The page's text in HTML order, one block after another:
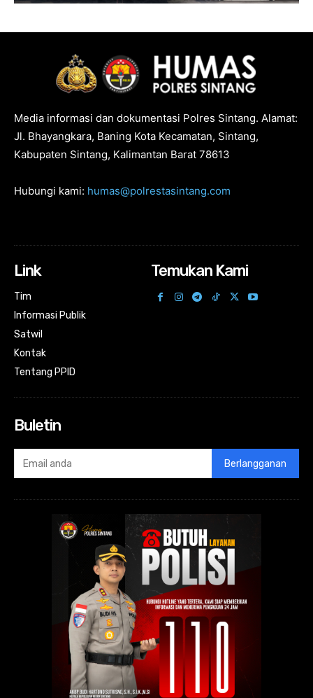
Media informasi dan dokumentasi Polres Sintang. Alamat:
Jl. Bhayangkara, Baning Kota Kecamatan, Sintang,
Kabupaten Sintang, Kalimantan Barat 78613
Hubungi kami: humas@polrestasintang.com
Link
Tim
Informasi Publik
Satwil
Kontak
Tentang PPID
Temukan Kami
Buletin
Berlangganan